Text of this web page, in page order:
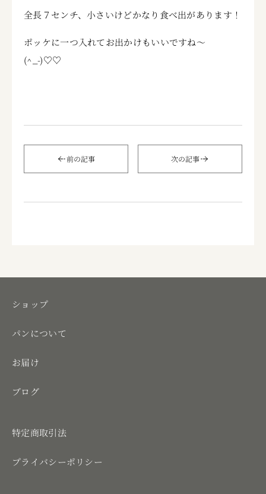
全長７センチ、小さいけどかなり食べ出があります！
ポッケに一つ入れてお出かけもいいですね～
(^_-)♡♡
前の記事 次の記事
ショップ
パンについて
お届け
ブログ
特定商取引法
プライバシーポリシー